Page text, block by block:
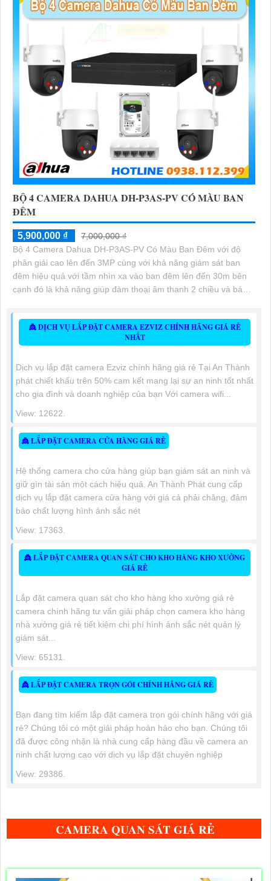
BỘ 4 CAMERA DAHUA DH-P3AS-PV CÓ MÀU BAN
ĐÊM
5,900,000 ₫
7,000,000 ₫
Bộ 4 Camera Dahua DH-P3AS-PV Có Màu Ban Đêm với độ
phân giải cao lên đến 3MP cùng với khả năng giám sát ban
đêm hiệu quả với tầm nhìn xa vào ban đêm lên đến 30m bên
cạnh đó là khả năng giúp đàm thoại âm thanh 2 chiều và báo
👸 DỊCH VỤ LẮP ĐẶT CAMERA EZVIZ CHÍNH HÃNG GIÁ RẺ
NHẤT
Dịch vụ lắp đặt camera Ezviz chính hãng giá rẻ Tại An Thành
phát chiết khấu trên 50% cam kết mang lại sự an ninh tốt nhất
cho gia đình và doanh nghiệp của bạn Với camera wifi...
View: 12622.
👸 LẮP ĐẶT CAMERA CỬA HÀNG GIÁ RẺ
Hệ thống camera cho cửa hàng giúp bạn giám sát an ninh và
giữ gìn tài sản một cách hiệu quả. An Thành Phát cung cấp
dịch vụ lắp đặt camera cửa hàng với giá cả phải chăng, đảm
bảo chất lượng hình ảnh sắc nét
View: 17363.
👸 LẮP ĐẶT CAMERA QUAN SÁT CHO KHO HÀNG KHO XƯỞNG
GIÁ RẺ
Lắp đặt camera quan sát cho kho hàng kho xưởng giá rẻ
camera chính hãng tư vấn giải pháp chọn camera kho hàng
nhà xưởng giá rẻ tiết kiệm chi phí hình ảnh sắc nét quản lý
giám sát...
View: 65131.
👸 LẮP ĐẶT CAMERA TRỌN GÓI CHÍNH HÃNG GIÁ RẺ
Bạn đang tìm kiếm lắp đặt camera trọn gói chính hãng với giá
rẻ? Chúng tôi có một giải pháp hoàn hảo cho bạn. Chúng tôi
đã được công nhận là nhà cung cấp hàng đầu về camera an
ninh chất lượng cao với dịch vụ lắp đặt chuyên nghiệp
View: 29386.
CAMERA QUAN SÁT GIÁ RẺ